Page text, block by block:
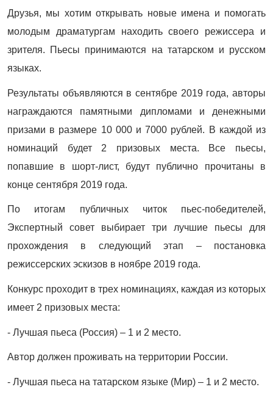
Друзья, мы хотим открывать новые имена и помогать
молодым драматургам находить своего режиссера и
зрителя. Пьесы принимаются на татарском и русском
языках.
Результаты объявляются в сентябре 2019 года, авторы
награждаются памятными дипломами и денежными
призами в размере 10 000 и 7000 рублей. В каждой из
номинаций будет 2 призовых места. Все пьесы,
попавшие в шорт-лист, будут публично прочитаны в
конце сентября 2019 года.
По итогам публичных читок пьес-победителей,
Экспертный совет выбирает три лучшие пьесы для
прохождения в следующий этап – постановка
режиссерских эскизов в ноябре 2019 года.
Конкурс проходит в трех номинациях, каждая из которых
имеет 2 призовых места:
- Лучшая пьеса (Россия) – 1 и 2 место.
Автор должен проживать на территории России.
- Лучшая пьеса на татарском языке (Мир) – 1 и 2 место.